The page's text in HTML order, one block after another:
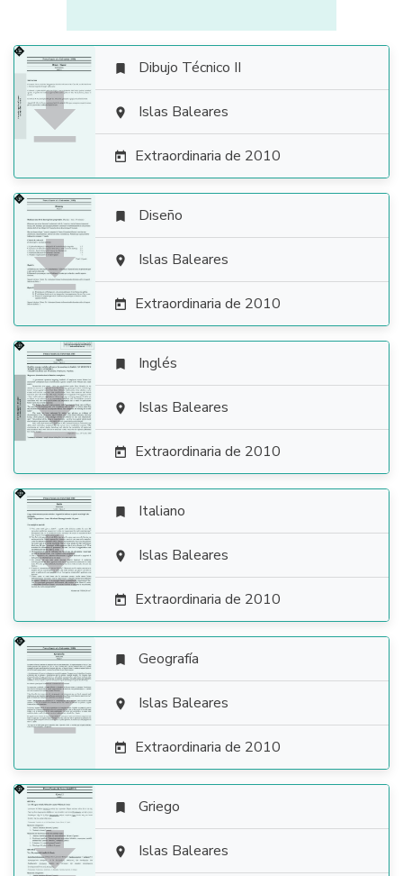

 Dibujo Técnico II
 Islas Baleares
 Extraordinaria de 2010

 Diseño
 Islas Baleares
 Extraordinaria de 2010

 Inglés
 Islas Baleares
 Extraordinaria de 2010

 Italiano
 Islas Baleares
 Extraordinaria de 2010

 Geografía
 Islas Baleares
 Extraordinaria de 2010

 Griego
 Islas Baleares